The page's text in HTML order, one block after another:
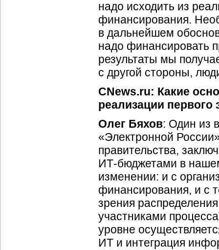
надо исходить из
финансирования.
в дальнейшем
надо финансировать
результаты мы
с другой стороны,
CNews.ru: Какие
реализации первого
Олег Бяхов: Один из
«Электронной
правительства,
ИТ-бюджетами в
изменении: и с
финансирования, и с
зрения
участниками
уровне
ИТ и интеграция